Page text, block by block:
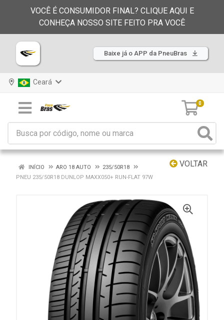
VOCÊ É CONSUMIDOR FINAL? CLIQUE AQUI E
CONHEÇA NOSSO SITE FEITO PRA VOCÊ
Baixe já o APP da PneuBras
Ceará
0
VOLTAR
INÍCIO ARO 18 AUTO
235/50R18
PNEU 235/50R18 DUNLOP MAXX050+ RUN-FLAT 97W